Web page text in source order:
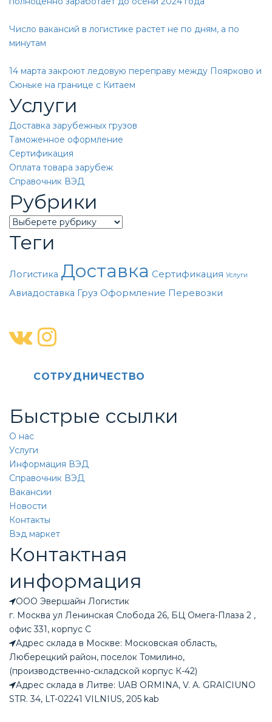
Число вакансий в логистике растет не по дням, а по
минутам
14 марта закроют ледовую переправу между Поярково и
Сюньке на границе с Китаем
Услуги
Доставка зарубежных грузов
Таможенное оформление
Сертификация
Оплата товара зарубеж
Справочник ВЭД
Рубрики
Categories
Теги
Логистика Доставка Сертификация Услуги
Авиадоставка Груз Оформление Перевозки
CОТРУДНИЧЕСТВО
Быстрые ссылки
О нас
Услуги
Информация ВЭД
Справочник ВЭД
Вакансии
Новости
Контакты
Вэд маркет
Контактная
информация
ООО Эвершайн Логистик
г. Москва ул Ленинская Слобода 26, БЦ Омега-Плаза 2 ,
офис 331, корпус С
Адрес склада в Москве: Московская область,
Люберецкий район, поселок Томилино,
(производственно-складской корпус К-42)
Адрес склада в Литве: UAB ORMINA, V. A. GRAICIUNO
STR. 34, LT-02241 VILNIUS, 205 kab